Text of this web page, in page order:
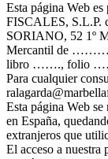
Esta página Web
FISCALES, S.L.P.
SORIANO, 52 1º
Mercantil de
libro ……., folio
Para cualquier
Esta página Web
en España,
extranjeros que
El acceso a